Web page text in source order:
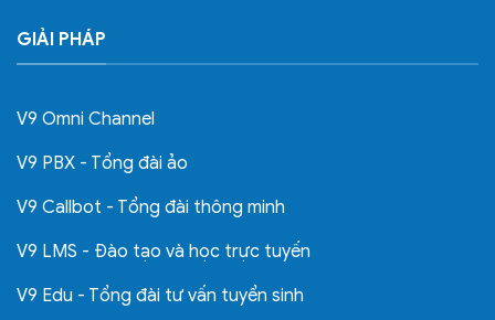
GIẢI PHÁP
V9 Omni Channel
V9 PBX - Tổng đài ảo
V9 Callbot - Tổng đài thông minh
V9 LMS - Đào tạo và học trực tuyến
V9 Edu - Tổng đài tư vấn tuyển sinh